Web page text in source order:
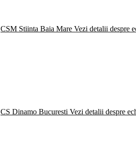
CSM Stiinta Baia Mare Vezi detalii despre
CS Dinamo Bucuresti Vezi detalii despre